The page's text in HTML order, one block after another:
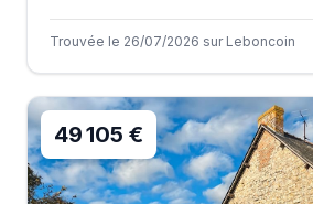
Trouvée le 26/07/2026 sur Leboncoin
49 105 €